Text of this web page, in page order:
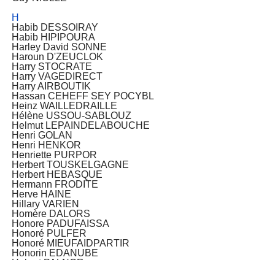
H
Habib DESSOIRAY
Habib HIPIPOURA
Harley David SONNE
Haroun D'ZEUCLOK
Harry STOCRATE
Harry VAGEDIRECT
Harry AIRBOUTIK
Hassan CEHEFF SEY POCYBL
Heinz WAILLEDRAILLE
Hélène USSOU-SABLOUZ
Helmut LEPAINDELABOUCHE
Henri GOLAN
Henri HENKOR
Henriette PURPOR
Herbert TOUSKELGAGNE
Herbert HEBASQUE
Hermann FRODITE
Herve HAINE
Hillary VARIEN
Homère DALORS
Honore PADUFAISSA
Honoré PULFER
Honoré MIEUFAIDPARTIR
Honorin EDANUBE